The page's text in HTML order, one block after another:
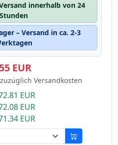
innerhalb von 24
Stunden
– Versand in ca. 2-3
EUR
Versandkosten
EUR
EUR
EUR